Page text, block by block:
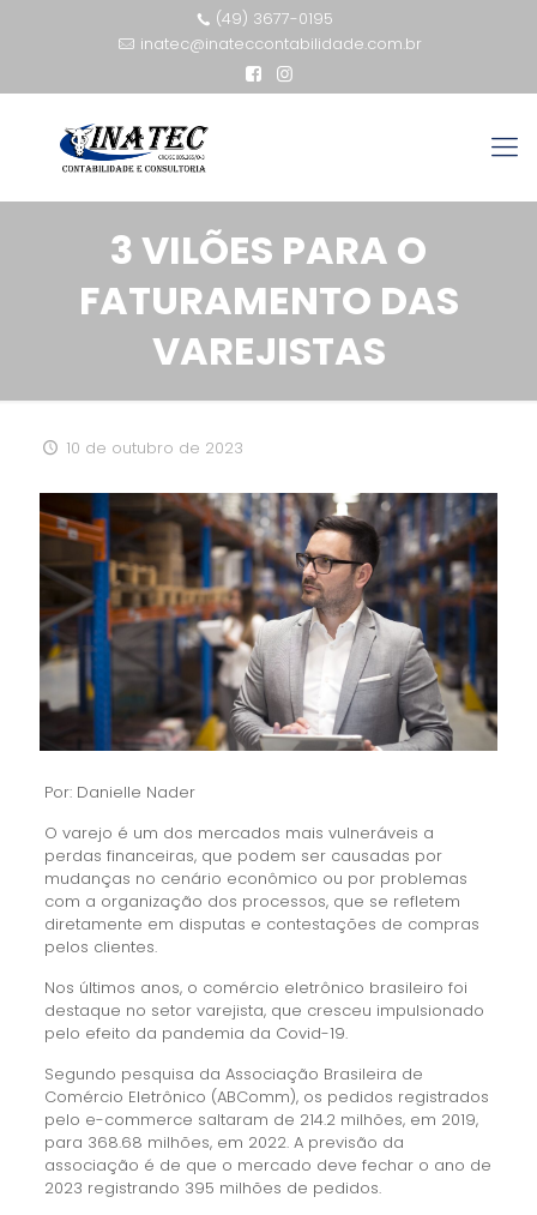
(49) 3677-0195
inatec@inateccontabilidade.com.br
3 VILÕES PARA O
FATURAMENTO DAS
VAREJISTAS
10 de outubro de 2023
Por: Danielle Nader
O varejo é um dos mercados mais vulneráveis a
perdas financeiras, que podem ser causadas por
mudanças no cenário econômico ou por problemas
com a organização dos processos, que se refletem
diretamente em disputas e contestações de compras
pelos clientes.
Nos últimos anos, o comércio eletrônico brasileiro foi
destaque no setor varejista, que cresceu impulsionado
pelo efeito da pandemia da Covid-19.
Segundo pesquisa da Associação Brasileira de
Comércio Eletrônico (ABComm), os pedidos registrados
pelo e-commerce saltaram de 214.2 milhões, em 2019,
para 368.68 milhões, em 2022. A previsão da
associação é de que o mercado deve fechar o ano de
2023 registrando 395 milhões de pedidos.